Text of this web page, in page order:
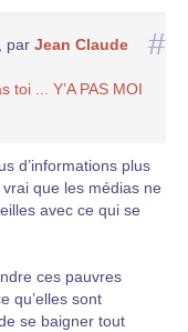
#
, par Jean Claude
toi ... Y’A PAS MOI
d’informations plus
que les médias ne
avec ce qui se
ces pauvres
qu’elles sont
se baigner tout